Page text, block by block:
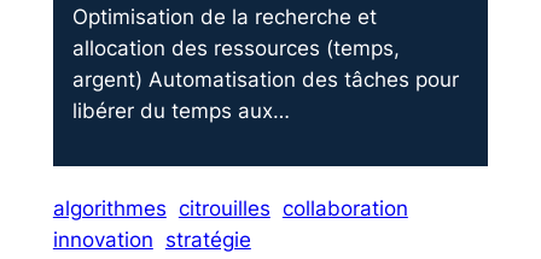
Optimisation de la recherche et
allocation des ressources (temps,
argent) Automatisation des tâches pour
libérer du temps aux…
algorithmes citrouilles collaboration
innovation stratégie